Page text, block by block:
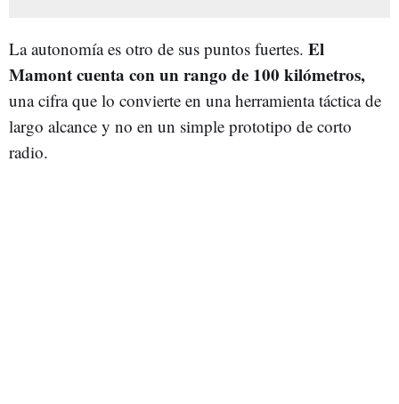
La autonomía es otro de sus puntos fuertes. El
Mamont cuenta con un rango de 100 kilómetros,
una cifra que lo convierte en una herramienta táctica de
largo alcance y no en un simple prototipo de corto
radio.